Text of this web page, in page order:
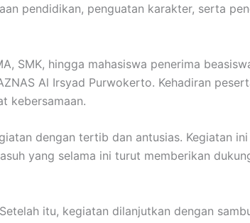
pendidikan, penguatan karakter, serta
SMK, hingga mahasiswa penerima
Al Irsyad Purwokerto. Kehadiran
kebersamaan.
dengan tertib dan antusias. Kegiatan
yang selama ini turut memberikan
itu, kegiatan dilanjutkan dengan